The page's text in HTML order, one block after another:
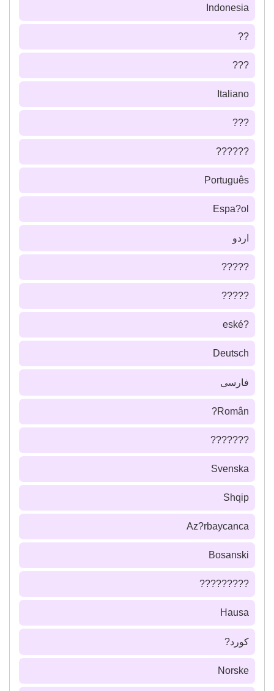
Indonesia
??
???
Italiano
???
??????
Português
Espa?ol
اردو
?????
?????
?eské
Deutsch
فارسى
Român?
???????
Svenska
Shqip
Az?rbaycanca
Bosanski
?????????
Hausa
كورد?
Norske